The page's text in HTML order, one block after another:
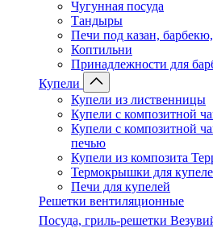
Чугунная посуда
Тандыры
Печи под казан,
Коптильни
Принадлежности для
Купели
Купели из лиственницы
Купели с композитной
Купели с композитной
печью
Купели из композита
Термокрышки для
Печи для купелей
Решетки вентиляционные
Посуда, гриль-решетки